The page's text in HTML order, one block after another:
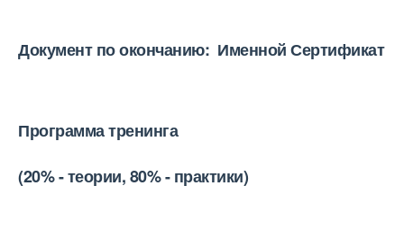
Документ по окончанию: Именной Сертификат
Программа тренинга
(20% - теории, 80% - практики)